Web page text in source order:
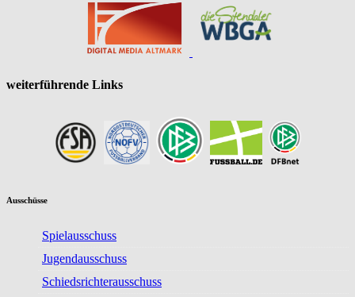
weiterführende Links
Ausschüsse
Spielausschuss
Jugendausschuss
Schiedsrichterausschuss